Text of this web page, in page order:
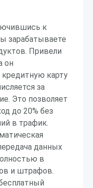
к
зарабатываете
Привели
он
карту
за
Это позволяет
до 20% без
в трафик.
данных
в
и штрафов.